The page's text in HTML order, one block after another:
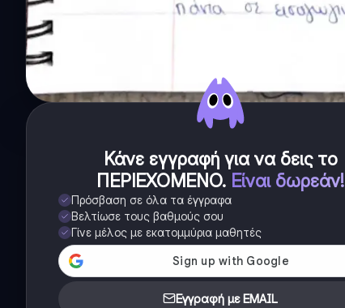
Κάνε εγγραφή για να δεις το
ΠΕΡΙΕΧΟΜΕΝΟ. Είναι δωρεάν!
Πρόσβαση σε όλα τα έγγραφα
Βελτίωσε τους βαθμούς σου
Γίνε μέλος με εκατομμύρια μαθητές
Εγγραφή με EMAIL